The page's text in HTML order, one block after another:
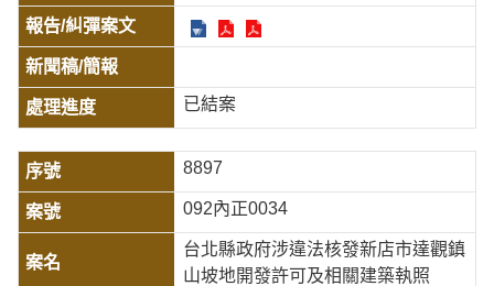
已結案
8897
092內正0034
台北縣政府涉違法核發新店市達觀鎮
山坡地開發許可及相關建築執照